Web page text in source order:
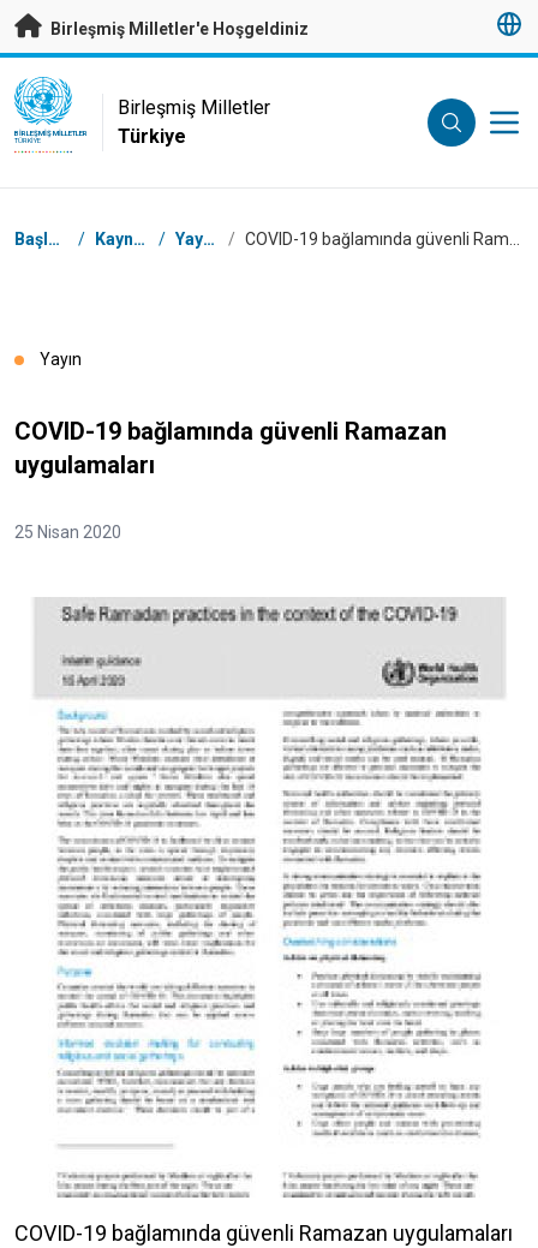
Esas içeriğe atla
Birleşmiş Milletler'e Hoşgeldiniz
UN Logo
BIRLEŞMIŞ MILLETLER
TÜRKIYE
Birleşmiş Milletler
Türkiye
Breadcrumb
Başlangıç / Kaynaklar / Yayınlar /
Yayın
COVID-19 bağlamında güvenli Ramazan
uygulamaları
25 Nisan 2020
COVID-19 bağlamında güvenli Ramazan uygulamaları